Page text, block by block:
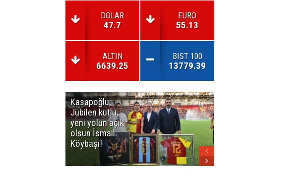
DOLAR
47.7
EURO
55.13
ALTIN
6639.25
BIST 100
13779.39
Kasapoğlu;
Jübilen kutlu,
yeni yolun açık
olsun İsmail
Köybaşı!